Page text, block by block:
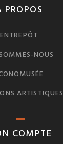
PROPOS
ENTREPÔT
NOUS
ARTISTIQUES
COMPTE